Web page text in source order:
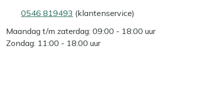
0546 819493 (klantenservice)
Maandag t/m zaterdag: 09:00 - 18:00 uur
Zondag: 11:00 - 18:00 uur